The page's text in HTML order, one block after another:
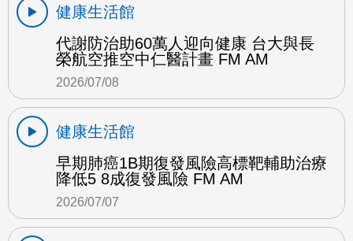
健康生活館
代謝防治助60萬人迎向健康 台大與長
榮航空推空中仁醫計畫 FM AM
2026/07/08
健康生活館
早期肺癌1B期復發風險高標靶輔助治療
降低5 8成復發風險 FM AM
2026/07/07